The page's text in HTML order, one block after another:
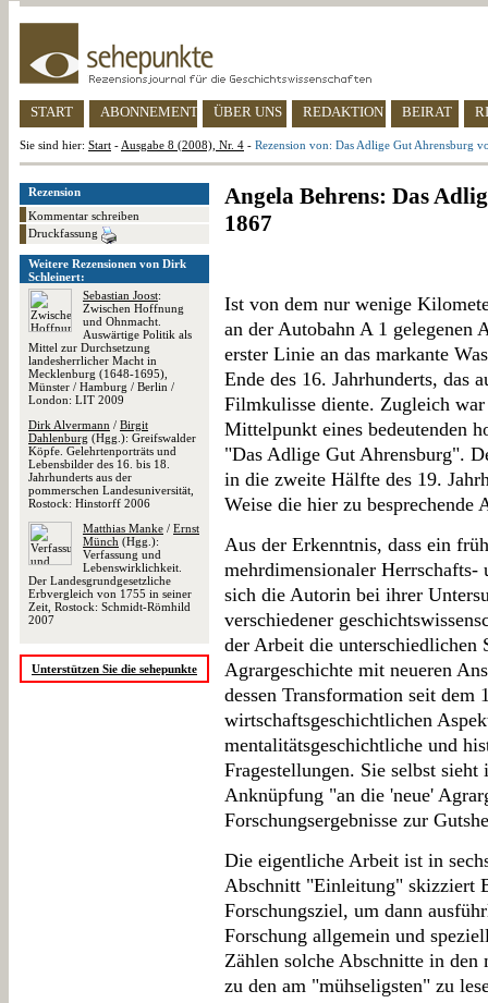
START ABONNEMENT ÜBER UNS REDAKTION BEIRAT
Sie sind hier: Start - Ausgabe 8 (2008), Nr. 4 - Rezension von: Das Adlige Gut Ahrensburg
Rezension
Kommentar schreiben
Druckfassung
Weitere Rezensionen von Dirk
Schleinert:
Sebastian Joost:
Zwischen Hoffnung
und Ohnmacht.
Auswärtige Politik als
Mittel zur Durchsetzung
landesherrlicher Macht in
Mecklenburg (1648-1695),
Münster / Hamburg / Berlin /
London: LIT 2009
Dirk Alvermann / Birgit
Dahlenburg (Hgg.): Greifswalder
Köpfe. Gelehrtenporträts und
Lebensbilder des 16. bis 18.
Jahrhunderts aus der
pommerschen Landesuniversität,
Rostock: Hinstorff 2006
Matthias Manke / Ernst
Münch (Hgg.):
Verfassung und
Lebenswirklichkeit.
Der Landesgrundgesetzliche
Erbvergleich von 1755 in seiner
Zeit, Rostock: Schmidt-Römhild
2007
Unterstützen Sie die sehepunkte
Angela Behrens: Das
1867
Ist von dem nur wenige
an der Autobahn A 1 gelegenen
erster Linie an das markante
Ende des 16. Jahrhunderts, das
Filmkulisse diente. Zugleich war
Mittelpunkt eines bedeutenden
"Das Adlige Gut Ahrensburg".
in die zweite Hälfte des 19.
Weise die hier zu besprechende
Aus der Erkenntnis, dass ein
mehrdimensionaler
sich die Autorin bei ihrer
verschiedener
der Arbeit die unterschiedlichen
Agrargeschichte mit neueren
dessen Transformation seit dem
wirtschaftsgeschichtlichen
mentalitätsgeschichtliche und
Fragestellungen. Sie selbst
Anknüpfung "an die 'neue'
Forschungsergebnisse zur
Die eigentliche Arbeit ist in
Abschnitt "Einleitung" skizziert
Forschungsziel, um dann
Forschung allgemein und
Zählen solche Abschnitte in
zu den am "mühseligsten" zu